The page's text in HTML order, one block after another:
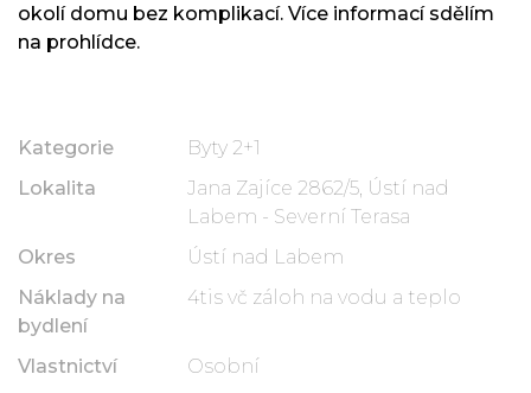
okolí domu bez komplikací. Více informací sdělím
na prohlídce.
Kategorie
Byty 2+1
Lokalita
Jana Zajíce 2862/5, Ústí nad
Labem - Severní Terasa
Okres
Ústí nad Labem
Náklady na
bydlení
4tis vč záloh na vodu a teplo
Vlastnictví
Osobní